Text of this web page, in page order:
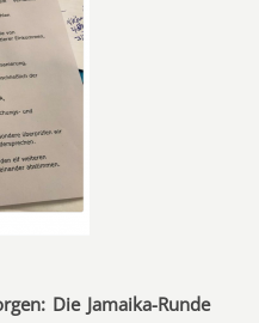
Die Jamaika-Runde